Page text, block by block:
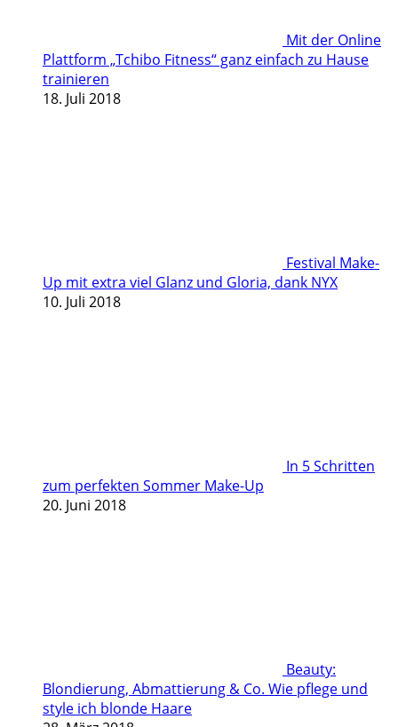
Mit der Online
Plattform „Tchibo Fitness“ ganz einfach zu Hause
trainieren
18. Juli 2018
Festival Make-
Up mit extra viel Glanz und Gloria, dank NYX
10. Juli 2018
In 5 Schritten
zum perfekten Sommer Make-Up
20. Juni 2018
Beauty:
Blondierung, Abmattierung & Co. Wie pflege und
style ich blonde Haare